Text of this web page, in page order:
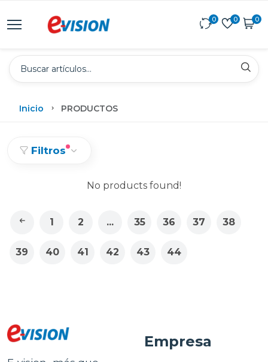
0 0 0
Inicio PRODUCTOS
Filtros
No products found!
1 2 ... 35 36 37 38
39 40 41 42 43 44
Empresa